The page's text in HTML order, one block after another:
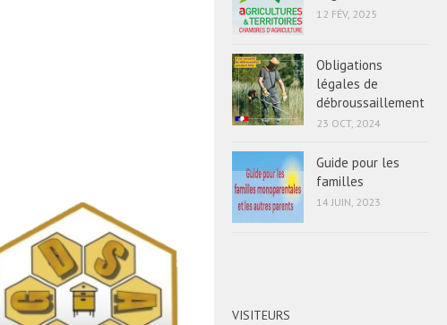
12 FÉV, 2025
Obligations
légales de
débroussaillement
23 OCT, 2024
Guide pour les
familles
14 JUIN, 2023
VISITEURS